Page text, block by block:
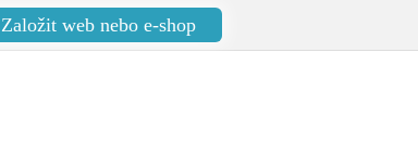
Založit web nebo e-shop